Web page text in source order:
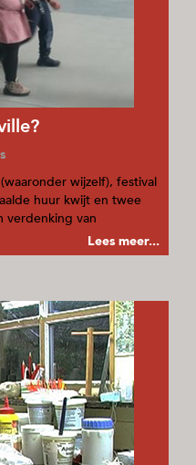
wijzelf), festival
huur kwijt en twee
verdenking van
Lees meer...